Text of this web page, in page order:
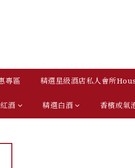
專區 精選星級酒店私人會所
酒 精選白酒 香檳或氣